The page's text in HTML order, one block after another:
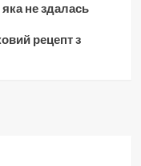
яка не здалась
рецепт з